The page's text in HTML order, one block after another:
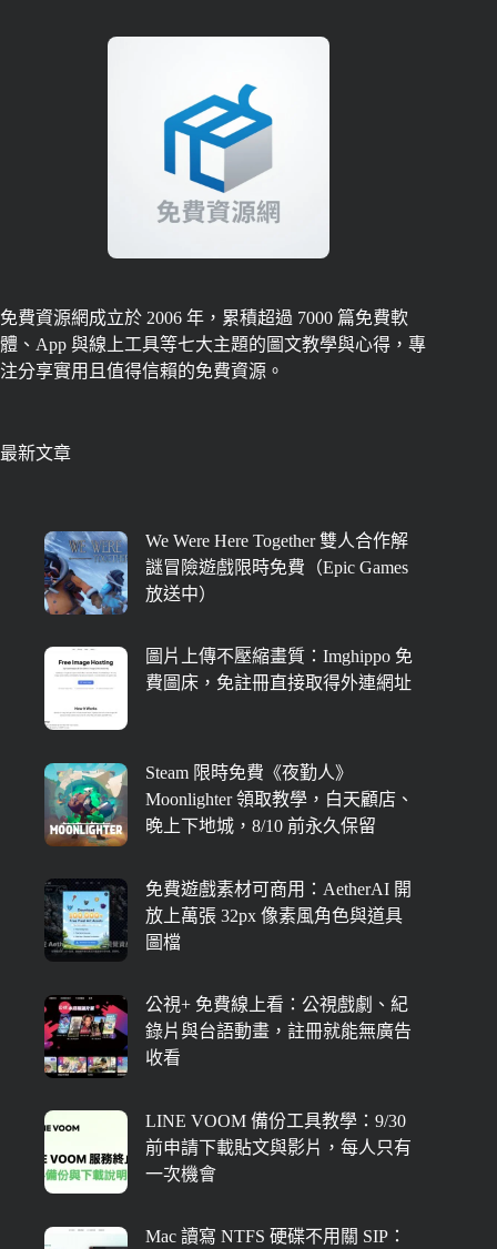
免費資源網成立於 2006 年，累積超過 7000 篇免費軟
體、App 與線上工具等七大主題的圖文教學與心得，專
注分享實用且值得信賴的免費資源。
最新文章
We Were Here Together 雙人合作解
謎冒險遊戲限時免費（Epic Games
放送中）
圖片上傳不壓縮畫質：Imghippo 免
費圖床，免註冊直接取得外連網址
Steam 限時免費《夜勤人》
Moonlighter 領取教學，白天顧店、
晚上下地城，8/10 前永久保留
免費遊戲素材可商用：AetherAI 開
放上萬張 32px 像素風角色與道具
圖檔
公視+ 免費線上看：公視戲劇、紀
錄片與台語動畫，註冊就能無廣告
收看
LINE VOOM 備份工具教學：9/30
前申請下載貼文與影片，每人只有
一次機會
Mac 讀寫 NTFS 硬碟不用關 SIP：